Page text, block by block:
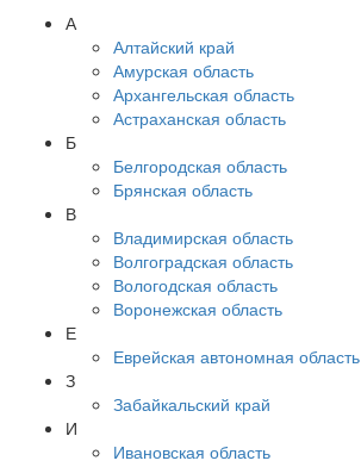
А
Алтайский край
Амурская область
Архангельская область
Астраханская область
Б
Белгородская область
Брянская область
В
Владимирская область
Волгоградская область
Вологодская область
Воронежская область
Е
Еврейская автономная область
З
Забайкальский край
И
Ивановская область